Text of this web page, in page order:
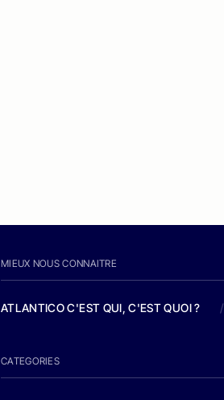
MIEUX NOUS CONNAITRE
ATLANTICO C'EST QUI, C'EST QUOI ? /
CATEGORIES